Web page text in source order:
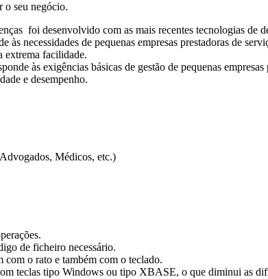
o seu negócio.
foi desenvolvido com as mais recentes tecnologias de
necessidades de pequenas empresas prestadoras de
extrema facilidade.
às exigências básicas de gestão de pequenas
e desempenho.
Médicos, etc.)
de ficheiro necessário.
com o rato e também com o teclado.
teclas tipo Windows ou tipo XBASE, o que diminui as